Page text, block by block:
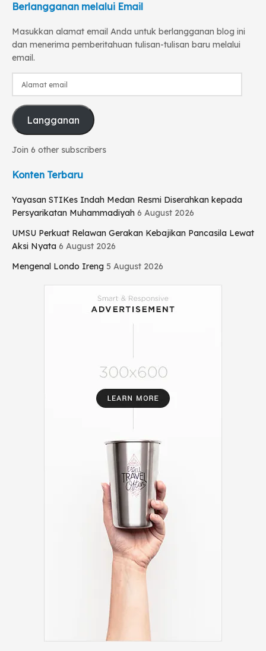
Berlangganan melalui Email
Masukkan alamat email Anda untuk berlangganan blog ini
dan menerima pemberitahuan tulisan-tulisan baru melalui
email.
Langganan
Join 6 other subscribers
Konten Terbaru
Yayasan STIKes Indah Medan Resmi Diserahkan kepada
Persyarikatan Muhammadiyah 6 August 2026
UMSU Perkuat Relawan Gerakan Kebajikan Pancasila Lewat
Aksi Nyata 6 August 2026
Mengenal Londo Ireng 5 August 2026